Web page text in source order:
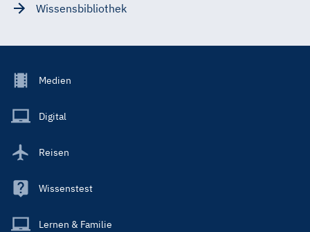
Wissensbibliothek
Footer
Main
Medien
Digital
Reisen
Wissenstest
Lernen & Familie